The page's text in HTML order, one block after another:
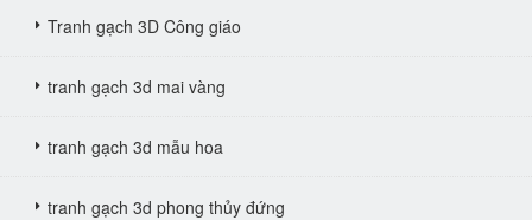
Tranh gạch 3D Công giáo
tranh gạch 3d mai vàng
tranh gạch 3d mẫu hoa
tranh gạch 3d phong thủy đứng